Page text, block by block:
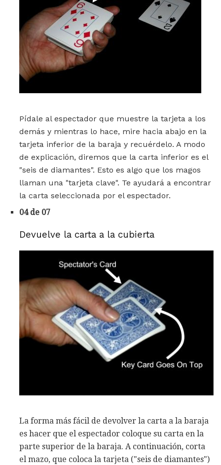
Pídale al espectador que muestre la tarjeta a los
demás y mientras lo hace, mire hacia abajo en la
tarjeta inferior de la baraja y recuérdelo. A modo
de explicación, diremos que la carta inferior es el
"seis de diamantes". Esto es algo que los magos
llaman una "tarjeta clave". Te ayudará a encontrar
la carta seleccionada por el espectador.
04 de 07
Devuelve la carta a la cubierta
La forma más fácil de devolver la carta a la baraja
es hacer que el espectador coloque su carta en la
parte superior de la baraja. A continuación, corta
el mazo, que coloca la tarjeta ("seis de diamantes")